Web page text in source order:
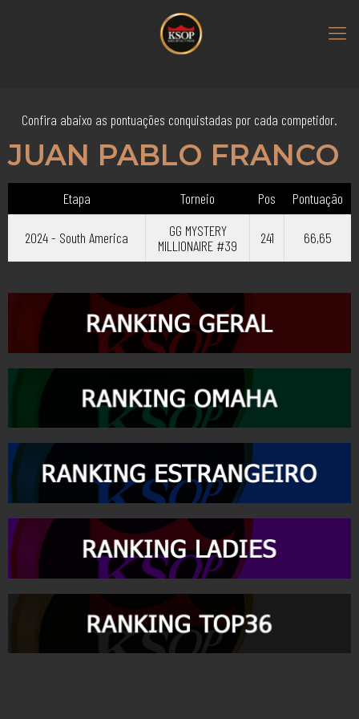
Confira abaixo as pontuações conquistadas por cada competidor.
JUAN PABLO FRANCO
Etapa Torneio Pos Pontuação
2024 - South America
GG MYSTERY
MILLIONAIRE #39
241 66,65